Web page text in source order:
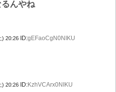
んやね
) 20:26 ID:gEFaoCgN0NIKU
) 20:26 ID:KzhVCArx0NIKU